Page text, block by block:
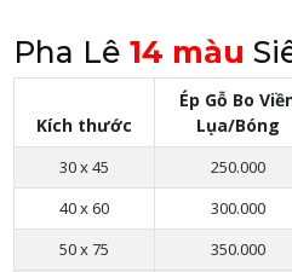
Pha Lê14 màu
Kích thước
Ép Gỗ Bo
Lụa/Bóng
30 x 45 250.000
40 x 60
300.000
50 x 75
350.000